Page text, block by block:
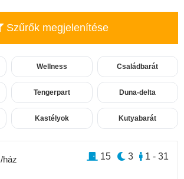
Szűrők megjelenítése
Wellness Családbarát
Tengerpart Duna-delta
Kastélyok Kutyabarát
/ház 1 - 31
3
15